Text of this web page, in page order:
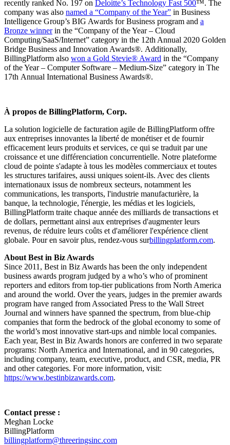
recently ranked No. 197 on Deloitte’s Technology Fast 500™. The
company was also named a “Company of the Year” in Business
Intelligence Group’s BIG Awards for Business program and a
Bronze winnerin the “Company of the Year – Cloud
Computing/SaaS/Internet” category in the 12th Annual 2020 Golden
Bridge Business and Innovation Awards®. Additionally,
BillingPlatform also won a Gold Stevie® Award in the “Company
of the Year – Computer Software – Medium-Size” category in The
17th Annual International Business Awards®.
À propos de BillingPlatform, Corp.
La solution logicielle de facturation agile de BillingPlatform offre
aux entreprises innovantes la liberté de monétiser et de fournir
efficacement leurs produits et services, ce qui se traduit par une
croissance et une différenciation concurrentielle. Notre plateforme
cloud de pointe s'adapte à tous les modèles commerciaux et toutes
les structures tarifaires, aussi uniques soient-ils. Avec des clients
internationaux issus de nombreux secteurs, notamment les
communications, les transports, l'industrie manufacturière, la
banque, la technologie, l'énergie, les médias et les logiciels,
BillingPlatform traite chaque année des milliards de transactions et
de dollars, permettant ainsi aux entreprises d'augmenter leurs
revenus, de réduire leurs coûts et d'améliorer l'expérience client
globale. Pour en savoir plus, rendez-vous surbillingplatform.com.
About Best in Biz Awards
Since 2011, Best in Biz Awards has been the only independent
business awards program judged by a who’s who of prominent
reporters and editors from top-tier publications from North America
and around the world. Over the years, judges in the premier awards
program have ranged from Associated Press to the Wall Street
Journal and winners have spanned the spectrum, from blue-chip
companies that form the bedrock of the global economy to some of
the world’s most innovative start-ups and nimble local companies.
Each year, Best in Biz Awards honors are conferred in two separate
programs: North America and International, and in 90 categories,
including company, team, executive, product, and CSR, media, PR
and other categories. For more information, visit:
https://www.bestinbizawards.com.
Contact presse :
Meghan Locke
BillingPlatform
billingplatform@threeringsinc.com